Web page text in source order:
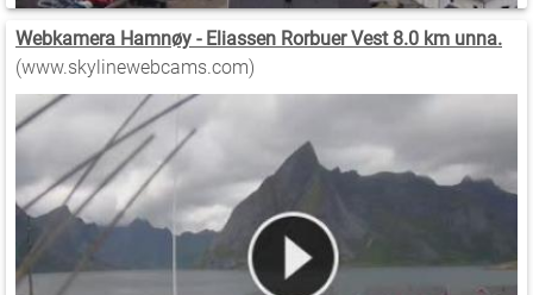
Webkamera Hamnøy - Eliassen Rorbuer Vest 8.0 km unna.
(www.skylinewebcams.com)